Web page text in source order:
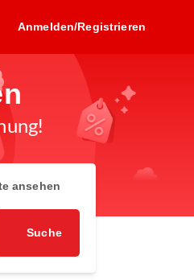
Anmelden/Registrieren
ansehen
Suche